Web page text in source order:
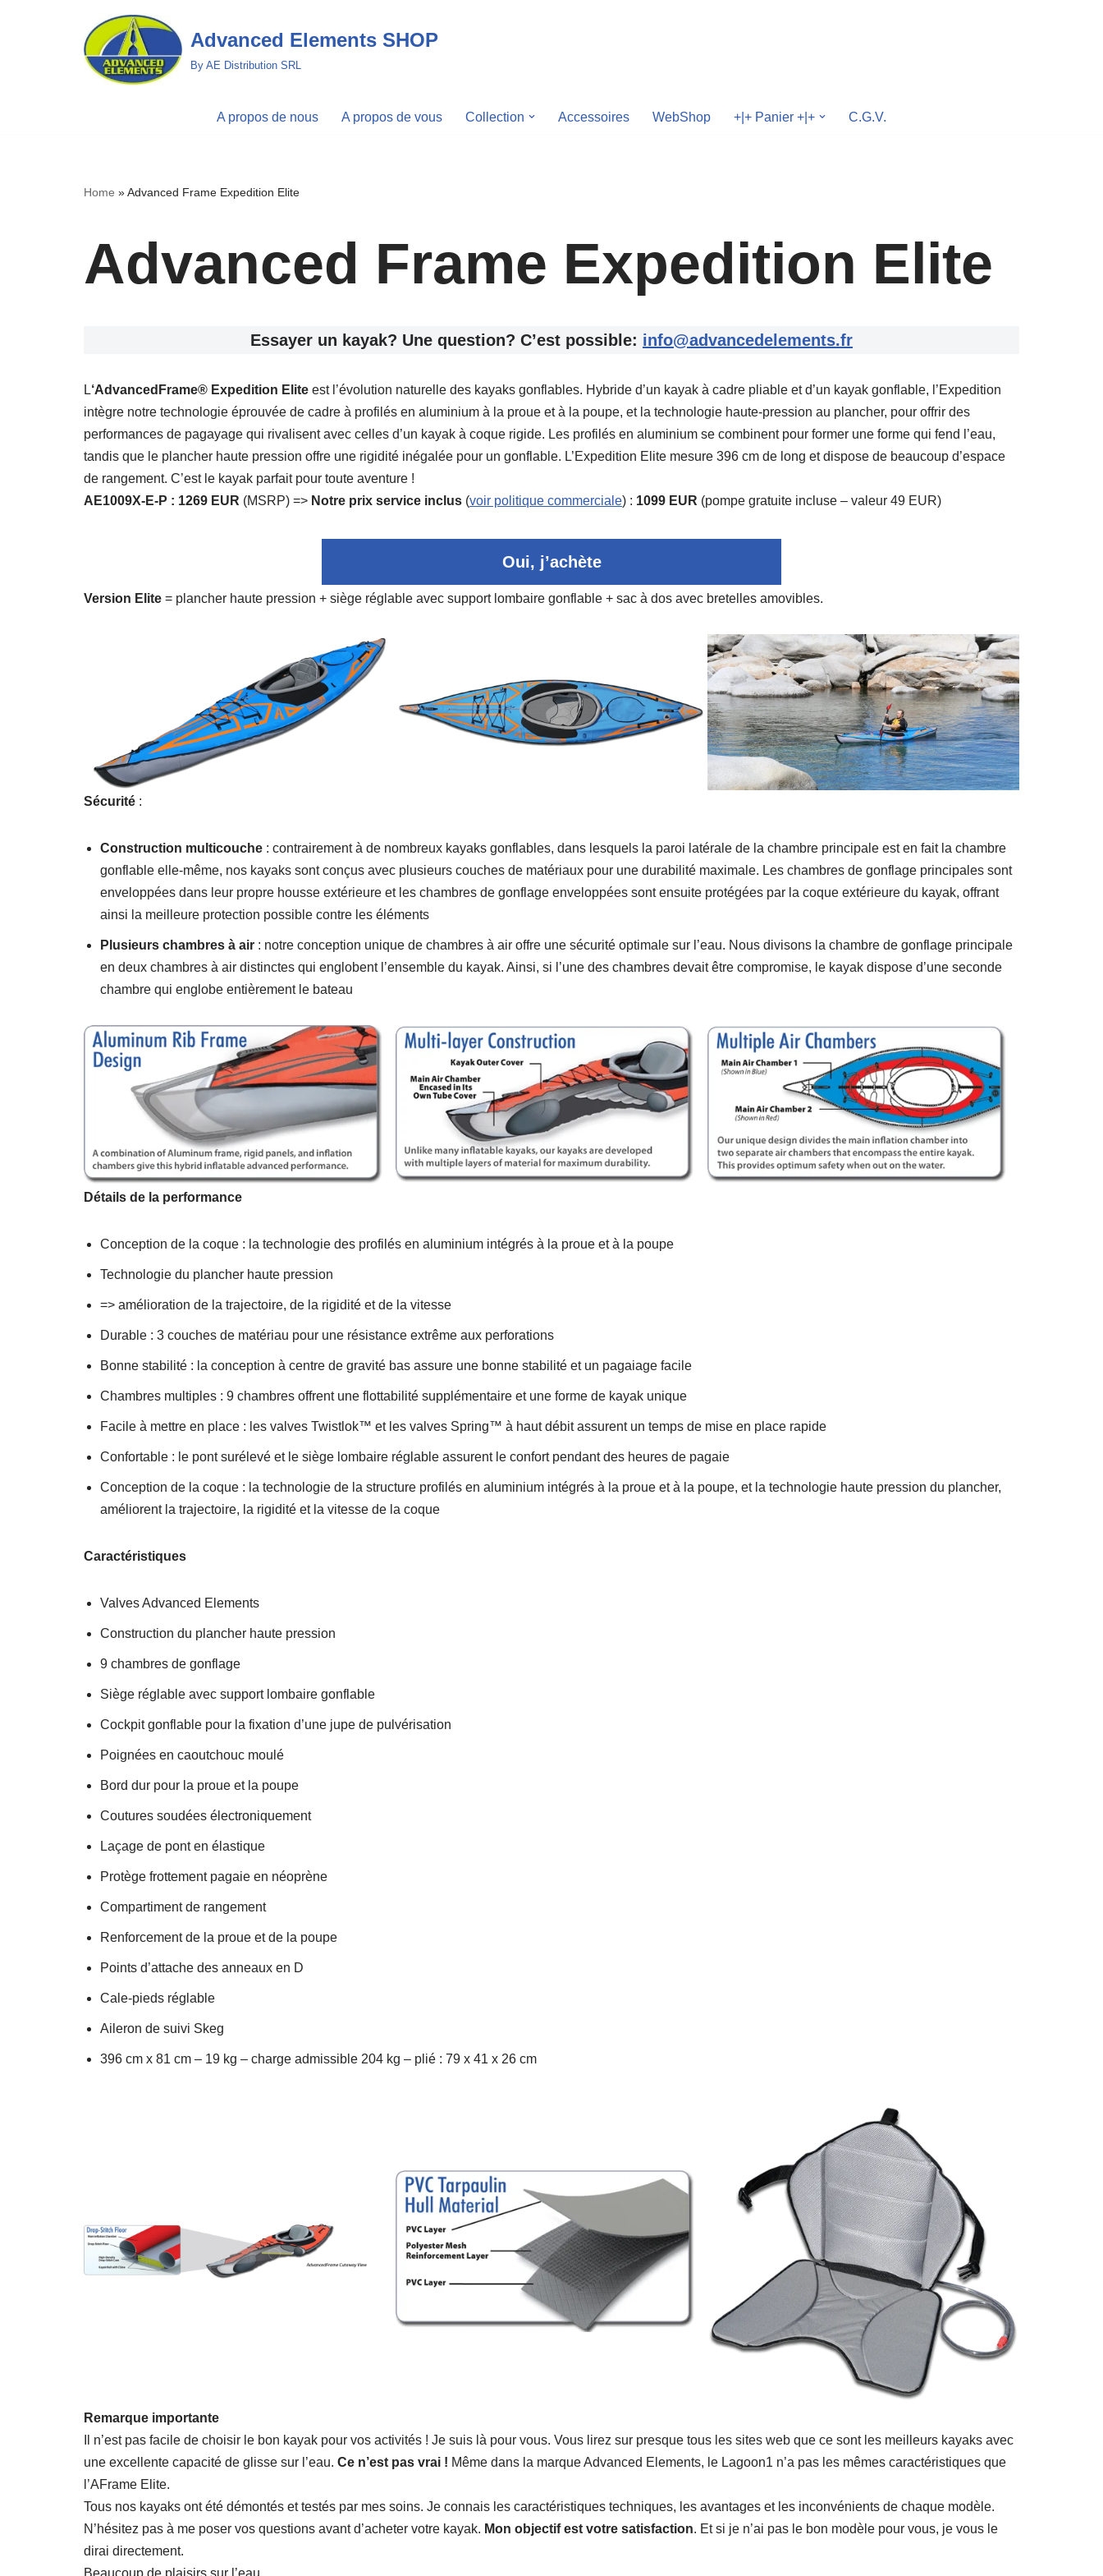
Advanced Elements SHOP
By AE Distribution SRL
A propos de nous A propos de vous Collection Accessoires WebShop +|+ Panier +|+ C.G.V.
Home »Advanced Frame Expedition Elite
Advanced Frame Expedition Elite
Essayer un kayak? Une question? C’est possible: info@advancedelements.fr
L‘AdvancedFrame® Expedition Elite est l’évolution naturelle des kayaks gonflables. Hybride d’un kayak à cadre pliable et d’un kayak gonflable, l’Expedition
intègre notre technologie éprouvée de cadre à profilés en aluminium à la proue et à la poupe, et la technologie haute-pression au plancher, pour offrir des
performances de pagayage qui rivalisent avec celles d’un kayak à coque rigide. Les profilés en aluminium se combinent pour former une forme qui fend l’eau,
tandis que le plancher haute pression offre une rigidité inégalée pour un gonflable. L’Expedition Elite mesure 396 cm de long et dispose de beaucoup d’espace
de rangement. C’est le kayak parfait pour toute aventure !
AE1009X-E-P : 1269 EUR (MSRP) => Notre prix service inclus (voir politique commerciale) : 1099 EUR (pompe gratuite incluse – valeur 49 EUR)
Oui, j’achète
Version Elite = plancher haute pression + siège réglable avec support lombaire gonflable + sac à dos avec bretelles amovibles.
Sécurité :
Construction multicouche : contrairement à de nombreux kayaks gonflables, dans lesquels la paroi latérale de la chambre principale est en fait la chambre
gonflable elle-même, nos kayaks sont conçus avec plusieurs couches de matériaux pour une durabilité maximale. Les chambres de gonflage principales sont
enveloppées dans leur propre housse extérieure et les chambres de gonflage enveloppées sont ensuite protégées par la coque extérieure du kayak, offrant
ainsi la meilleure protection possible contre les éléments
Plusieurs chambres à air : notre conception unique de chambres à air offre une sécurité optimale sur l’eau. Nous divisons la chambre de gonflage principale
en deux chambres à air distinctes qui englobent l’ensemble du kayak. Ainsi, si l’une des chambres devait être compromise, le kayak dispose d’une seconde
chambre qui englobe entièrement le bateau
Détails de la performance
Conception de la coque : la technologie des profilés en aluminium intégrés à la proue et à la poupe
Technologie du plancher haute pression
=> amélioration de la trajectoire, de la rigidité et de la vitesse
Durable : 3 couches de matériau pour une résistance extrême aux perforations
Bonne stabilité : la conception à centre de gravité bas assure une bonne stabilité et un pagaiage facile
Chambres multiples : 9 chambres offrent une flottabilité supplémentaire et une forme de kayak unique
Facile à mettre en place : les valves Twistlok™ et les valves Spring™ à haut débit assurent un temps de mise en place rapide
Confortable : le pont surélevé et le siège lombaire réglable assurent le confort pendant des heures de pagaie
Conception de la coque : la technologie de la structure profilés en aluminium intégrés à la proue et à la poupe, et la technologie haute pression du plancher,
améliorent la trajectoire, la rigidité et la vitesse de la coque
Caractéristiques
Valves Advanced Elements
Construction du plancher haute pression
9 chambres de gonflage
Siège réglable avec support lombaire gonflable
Cockpit gonflable pour la fixation d’une jupe de pulvérisation
Poignées en caoutchouc moulé
Bord dur pour la proue et la poupe
Coutures soudées électroniquement
Laçage de pont en élastique
Protège frottement pagaie en néoprène
Compartiment de rangement
Renforcement de la proue et de la poupe
Points d’attache des anneaux en D
Cale-pieds réglable
Aileron de suivi Skeg
396 cm x 81 cm – 19 kg – charge admissible 204 kg – plié : 79 x 41 x 26 cm
Remarque importante
Il n’est pas facile de choisir le bon kayak pour vos activités ! Je suis là pour vous. Vous lirez sur presque tous les sites web que ce sont les meilleurs kayaks avec
une excellente capacité de glisse sur l’eau. Ce n’est pas vrai ! Même dans la marque Advanced Elements, le Lagoon1 n’a pas les mêmes caractéristiques que
l’AFrame Elite.
Tous nos kayaks ont été démontés et testés par mes soins. Je connais les caractéristiques techniques, les avantages et les inconvénients de chaque modèle.
N’hésitez pas à me poser vos questions avant d’acheter votre kayak. Mon objectif est votre satisfaction. Et si je n’ai pas le bon modèle pour vous, je vous le
dirai directement.